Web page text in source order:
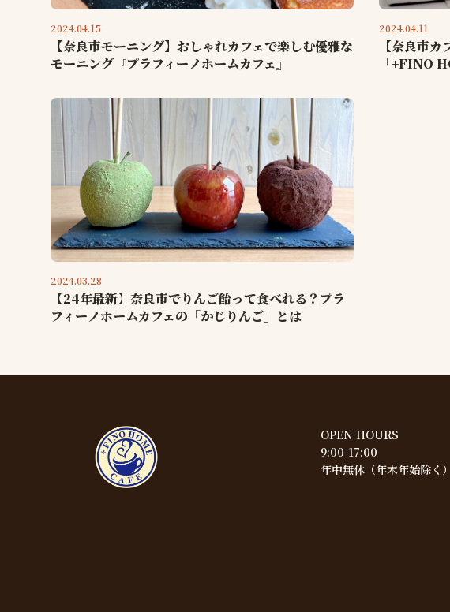
2024.04.15
【奈良市モーニング】おしゃれカフェで楽しむ優雅な
モーニング『プラフィーノホームカフェ』
2024.04.11
【奈良市
「+FINO
2024.03.28
【24年最新】奈良市でりんご飴って食べれる？プラ
フィーノホームカフェの「かじりんご」とは
OPEN HOURS
9:00-17:00
年中無休（年末年始除く）